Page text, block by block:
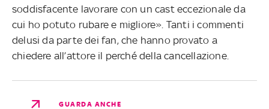
soddisfacente lavorare con un cast eccezionale da
cui ho potuto rubare e migliore». Tanti i commenti
delusi da parte dei fan, che hanno provato a
chiedere all’attore il perché della cancellazione.
GUARDA ANCHE